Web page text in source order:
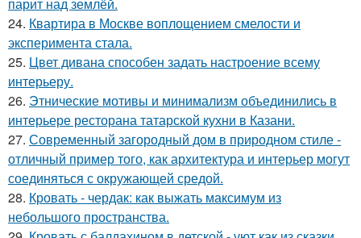
24. Квартира в Москве воплощением смелости и
эксперимента стала.
25. Цвет дивана способен задать настроение всему
интерьеру.
26. Этнические мотивы и минимализм объединились в
интерьере ресторана татарской кухни в Казани.
27. Современный загородный дом в природном стиле -
отличный пример того, как архитектура и интерьер могут
соединяться с окружающей средой.
28. Кровать - чердак: как выжать максимум из
небольшого пространства.